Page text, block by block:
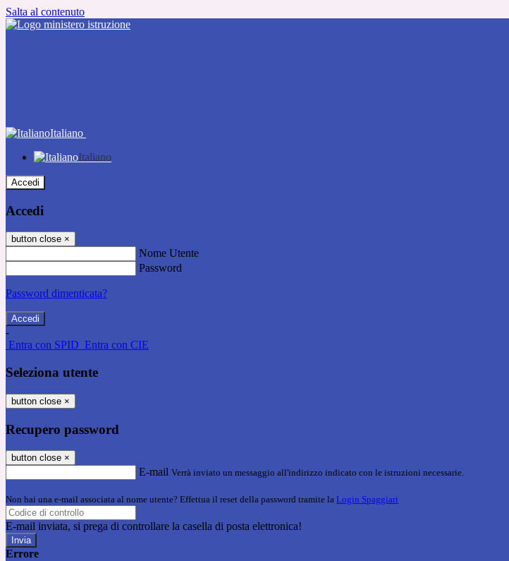
Salta al contenuto
Italiano
Italiano
Accedi
Accedi
button close ×
Nome Utente
Password
Password dimenticata?
-
Entra con SPID Entra con CIE
Seleziona utente
button close ×
Recupero password
button close ×
E-mail Verrà inviato un messaggio all'indirizzo indicato con le istruzioni necessarie.
Non hai una e-mail associata al nome utente? Effettua il reset della password tramite la Login Spaggiari
E-mail inviata, si prega di controllare la casella di posta elettronica!
Errore